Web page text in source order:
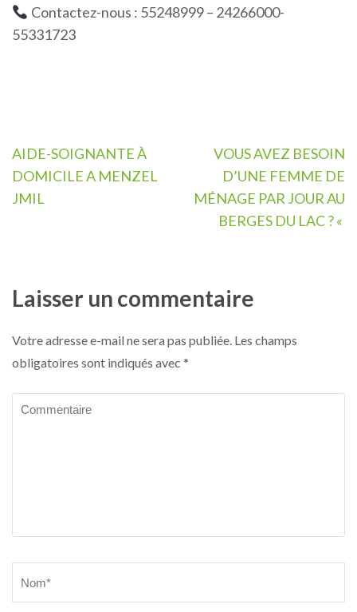
Contactez-nous : 55248999 – 24266000-
55331723
Navigation
de
l’article
AIDE-SOIGNANTE À
DOMICILE A MENZEL
JMIL
VOUS AVEZ BESOIN
D’UNE FEMME DE
MÉNAGE PAR JOUR AU
BERGES DU LAC ? «
Laisser un commentaire
Votre adresse e-mail ne sera pas publiée. Les champs
obligatoires sont indiqués avec *
Commentaire